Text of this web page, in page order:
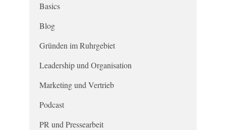
Basics
Blog
Gründen im Ruhrgebiet
Leadership und Organisation
Marketing und Vertrieb
Podcast
PR und Pressearbeit